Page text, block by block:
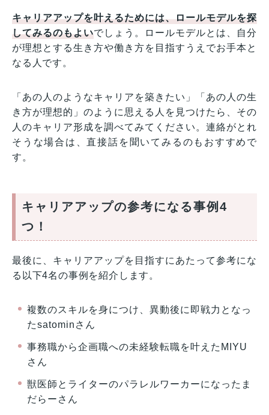
キャリアアップを叶えるためには、ロールモデルを探
してみるのもよいでしょう。ロールモデルとは、自分
が理想とする生き方や働き方を目指すうえでお手本と
なる人です。
「あの人のようなキャリアを築きたい」「あの人の生
き方が理想的」のように思える人を見つけたら、その
人のキャリア形成を調べてみてください。連絡がとれ
そうな場合は、直接話を聞いてみるのもおすすめで
す。
キャリアアップの参考になる事例4
つ！
最後に、キャリアアップを目指すにあたって参考にな
る以下4名の事例を紹介します。
複数のスキルを身につけ、異動後に即戦力となっ
たsatominさん
事務職から企画職への未経験転職を叶えたMIYU
さん
獣医師とライターのパラレルワーカーになったま
だらーさん